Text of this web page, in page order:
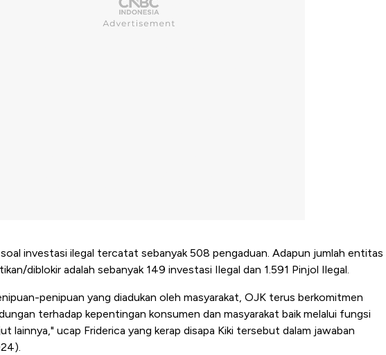
soal investasi ilegal tercatat sebanyak 508 pengaduan. Adapun jumlah entitas
diblokir adalah sebanyak 149 investasi Ilegal dan 1.591 Pinjol Ilegal.
penipuan yang diadukan oleh masyarakat, OJK terus berkomitmen
terhadap kepentingan konsumen dan masyarakat baik melalui fungsi
lainnya," ucap Friderica yang kerap disapa Kiki tersebut dalam jawaban